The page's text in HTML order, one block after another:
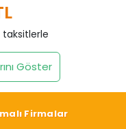
taksitlerle
Göster
Firmalar